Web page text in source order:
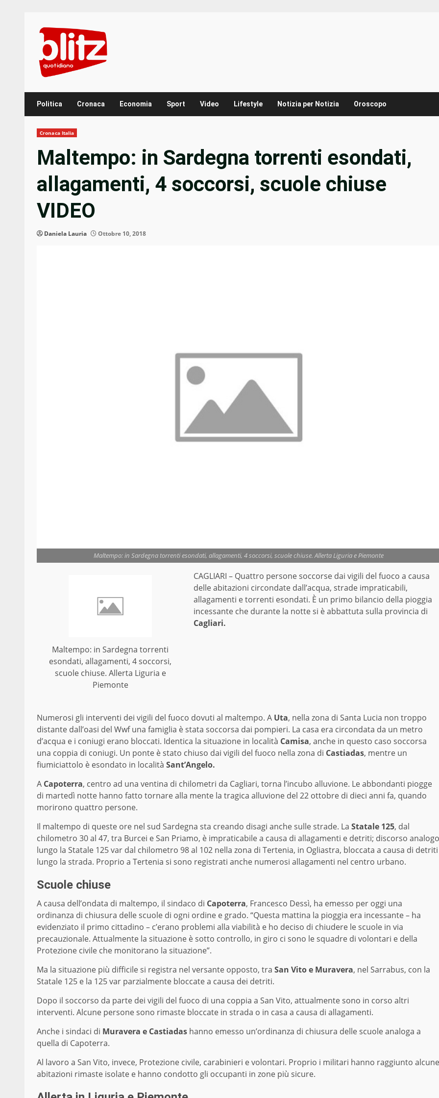
content
Politica Cronaca Economia Sport Video Lifestyle Notizia per Notizia Oroscopo
Cronaca Italia
Maltempo: in Sardegna torrenti esondati,
allagamenti, 4 soccorsi, scuole chiuse
VIDEO
Daniela Lauria Ottobre 10, 2018
Maltempo: in Sardegna torrenti esondati, allagamenti, 4 soccorsi, scuole chiuse. Allerta Liguria e Piemonte
Maltempo: in Sardegna torrenti
esondati, allagamenti, 4 soccorsi,
scuole chiuse. Allerta Liguria e
Piemonte
CAGLIARI – Quattro persone soccorse dai vigili del fuoco a causa
delle abitazioni circondate dall’acqua, strade impraticabili,
allagamenti e torrenti esondati. È un primo bilancio della pioggia
incessante che durante la notte si è abbattuta sulla provincia di
Cagliari.
Numerosi gli interventi dei vigili del fuoco dovuti al maltempo. A Uta, nella zona di Santa Lucia non troppo
distante dall’oasi del Wwf una famiglia è stata soccorsa dai pompieri. La casa era circondata da un metro
d’acqua e i coniugi erano bloccati. Identica la situazione in località Camisa, anche in questo caso soccorsa
una coppia di coniugi. Un ponte è stato chiuso dai vigili del fuoco nella zona di Castiadas, mentre un
fiumiciattolo è esondato in località Sant’Angelo.
A Capoterra, centro ad una ventina di chilometri da Cagliari, torna l’incubo alluvione. Le abbondanti piogge
di martedì notte hanno fatto tornare alla mente la tragica alluvione del 22 ottobre di dieci anni fa, quando
morirono quattro persone.
Il maltempo di queste ore nel sud Sardegna sta creando disagi anche sulle strade. La Statale 125, dal
chilometro 30 al 47, tra Burcei e San Priamo, è impraticabile a causa di allagamenti e detriti; discorso analogo
lungo la Statale 125 var dal chilometro 98 al 102 nella zona di Tertenia, in Ogliastra, bloccata a causa di detriti
lungo la strada. Proprio a Tertenia si sono registrati anche numerosi allagamenti nel centro urbano.
Scuole chiuse
A causa dell’ondata di maltempo, il sindaco di Capoterra, Francesco Dessì, ha emesso per oggi una
ordinanza di chiusura delle scuole di ogni ordine e grado. “Questa mattina la pioggia era incessante – ha
evidenziato il primo cittadino – c’erano problemi alla viabilità e ho deciso di chiudere le scuole in via
precauzionale. Attualmente la situazione è sotto controllo, in giro ci sono le squadre di volontari e della
Protezione civile che monitorano la situazione”.
Ma la situazione più difficile si registra nel versante opposto, tra San Vito e Muravera, nel Sarrabus, con la
Statale 125 e la 125 var parzialmente bloccate a causa dei detriti.
Dopo il soccorso da parte dei vigili del fuoco di una coppia a San Vito, attualmente sono in corso altri
interventi. Alcune persone sono rimaste bloccate in strada o in casa a causa di allagamenti.
Anche i sindaci di Muravera e Castiadas hanno emesso un’ordinanza di chiusura delle scuole analoga a
quella di Capoterra.
Al lavoro a San Vito, invece, Protezione civile, carabinieri e volontari. Proprio i militari hanno raggiunto alcune
abitazioni rimaste isolate e hanno condotto gli occupanti in zone più sicure.